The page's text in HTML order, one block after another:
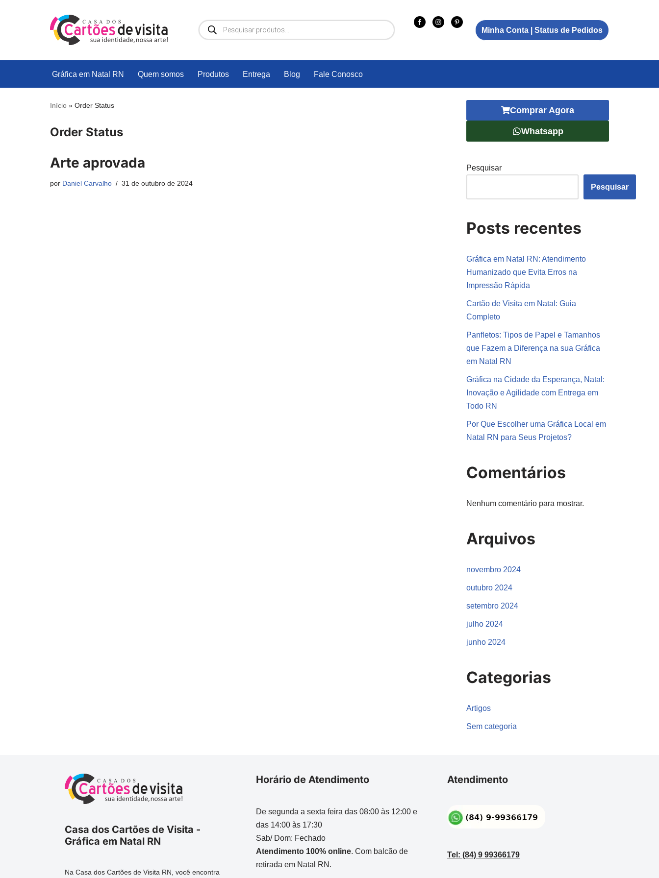
Minha Conta | Status de Pedidos
Gráfica em Natal RN Quem somos Produtos Entrega Blog Fale Conosco
Início » Order Status
Order Status
Arte aprovada
por Daniel Carvalho 31 de outubro de 2024
Comprar Agora
Whatsapp
Pesquisar
Pesquisar
Posts recentes
Gráfica em Natal RN: Atendimento
Humanizado que Evita Erros na
Impressão Rápida
Cartão de Visita em Natal: Guia
Completo
Panfletos: Tipos de Papel e Tamanhos
que Fazem a Diferença na sua Gráfica
em Natal RN
Gráfica na Cidade da Esperança, Natal:
Inovação e Agilidade com Entrega em
Todo RN
Por Que Escolher uma Gráfica Local em
Natal RN para Seus Projetos?
Comentários
Nenhum comentário para mostrar.
Arquivos
novembro 2024
outubro 2024
setembro 2024
julho 2024
junho 2024
Categorias
Artigos
Sem categoria
Casa dos Cartões de Visita -
Gráfica em Natal RN
Na Casa dos Cartões de Visita RN, você encontra
Horário de Atendimento
De segunda a sexta feira das 08:00 às 12:00 e
das 14:00 às 17:30
Sab/ Dom: Fechado
Atendimento 100% online. Com balcão de
retirada em Natal RN.
Atendimento
Tel: (84) 9 99366179